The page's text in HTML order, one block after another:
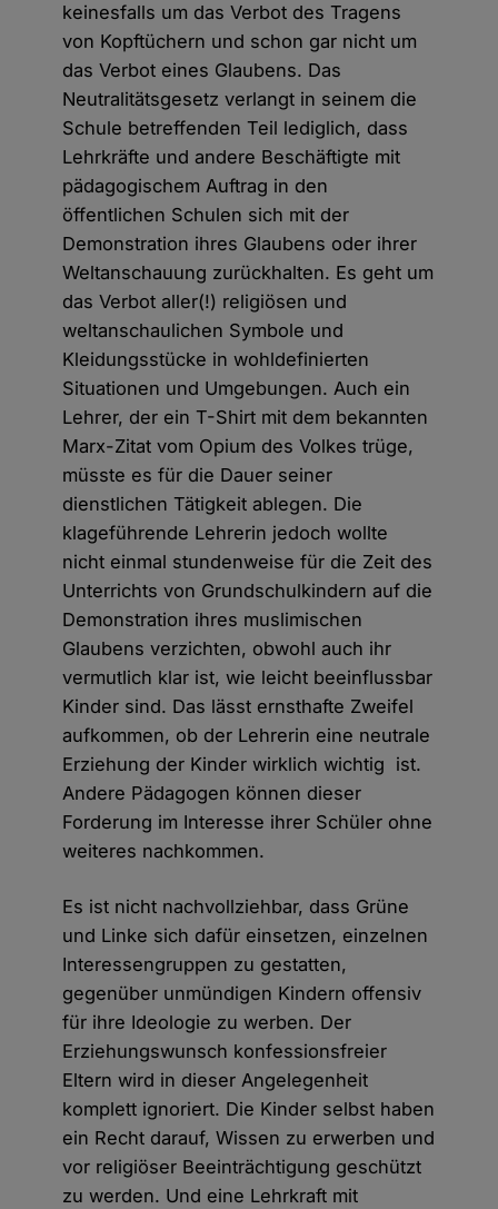
keinesfalls um das Verbot des Tragens
von Kopftüchern und schon gar nicht um
das Verbot eines Glaubens. Das
Neutralitätsgesetz verlangt in seinem die
Schule betreffenden Teil lediglich, dass
Lehrkräfte und andere Beschäftigte mit
pädagogischem Auftrag in den
öffentlichen Schulen sich mit der
Demonstration ihres Glaubens oder ihrer
Weltanschauung zurückhalten. Es geht um
das Verbot aller(!) religiösen und
weltanschaulichen Symbole und
Kleidungsstücke in wohldefinierten
Situationen und Umgebungen. Auch ein
Lehrer, der ein T-Shirt mit dem bekannten
Marx-Zitat vom Opium des Volkes trüge,
müsste es für die Dauer seiner
dienstlichen Tätigkeit ablegen. Die
klageführende Lehrerin jedoch wollte
nicht einmal stundenweise für die Zeit des
Unterrichts von Grundschulkindern auf die
Demonstration ihres muslimischen
Glaubens verzichten, obwohl auch ihr
vermutlich klar ist, wie leicht beeinflussbar
Kinder sind. Das lässt ernsthafte Zweifel
aufkommen, ob der Lehrerin eine neutrale
Erziehung der Kinder wirklich wichtig ist.
Andere Pädagogen können dieser
Forderung im Interesse ihrer Schüler ohne
weiteres nachkommen.
Es ist nicht nachvollziehbar, dass Grüne
und Linke sich dafür einsetzen, einzelnen
Interessengruppen zu gestatten,
gegenüber unmündigen Kindern offensiv
für ihre Ideologie zu werben. Der
Erziehungs­wunsch konfessionsfreier
Eltern wird in dieser Angelegenheit
komplett ignoriert. Die Kinder selbst haben
ein Recht darauf, Wissen zu erwerben und
vor religiöser Beeinträchtigung geschützt
zu werden. Und eine Lehrkraft mit